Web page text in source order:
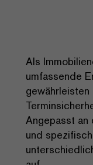
Als
umfassende
Angepasst an
und